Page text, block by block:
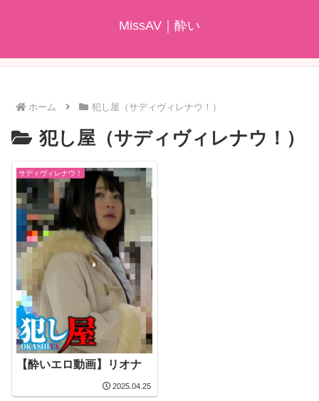
MissAV｜酔い
ホーム 犯し屋（サディヴィレナウ！）
犯し屋（サディヴィレナウ！）
サディヴィレナウ！
【酔いエロ動画】リオナ
2025.04.25